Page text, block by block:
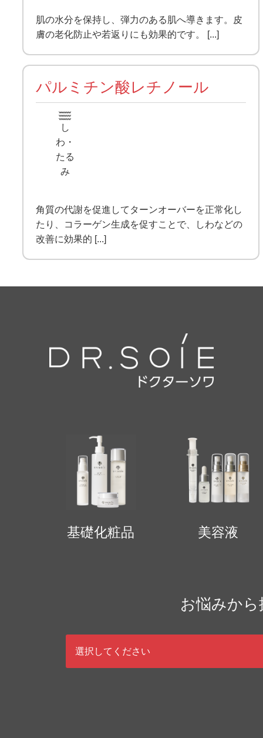
肌の水分を保持し、弾力のある肌へ導きます。皮
膚の老化防止や若返りにも効果的です。 [...]
パルミチン酸レチノール
し
わ・
たる
み
角質の代謝を促進してターンオーバーを正常化し
たり、コラーゲン生成を促すことで、しわなどの
改善に効果的 [...]
基礎化粧品 美容液
お悩みから
選択してください